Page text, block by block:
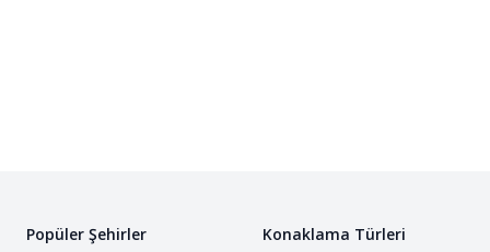
Popüler Şehirler Konaklama Türleri